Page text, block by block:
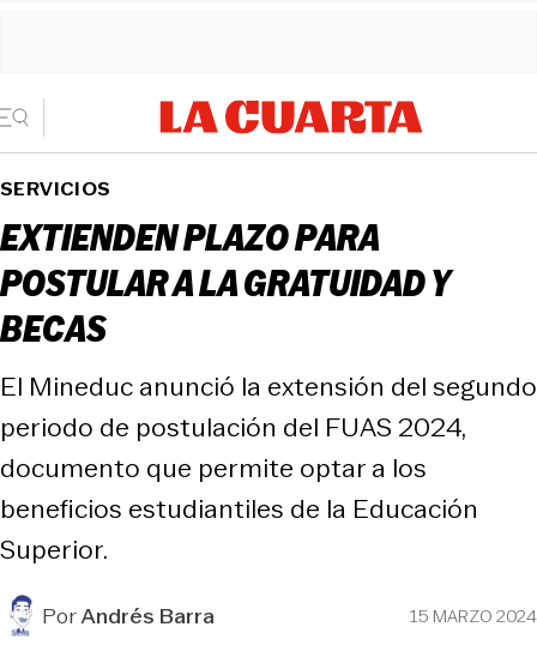
SERVICIOS
EXTIENDEN PLAZO PARA
POSTULAR A LA GRATUIDAD Y
BECAS
El Mineduc anunció la extensión del segundo
periodo de postulación del FUAS 2024,
documento que permite optar a los
beneficios estudiantiles de la Educación
Superior.
PorAndrés Barra 15 MARZO 2024